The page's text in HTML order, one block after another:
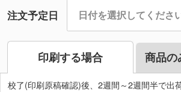
注文予定日
印刷する場合 商品の
校了(印刷原稿確認)後、2週間～2週間半で出